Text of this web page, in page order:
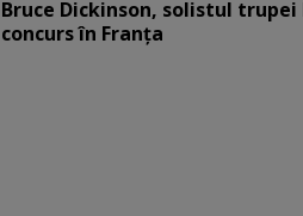
Bruce Dickinson, solistul
concurs în Franţa